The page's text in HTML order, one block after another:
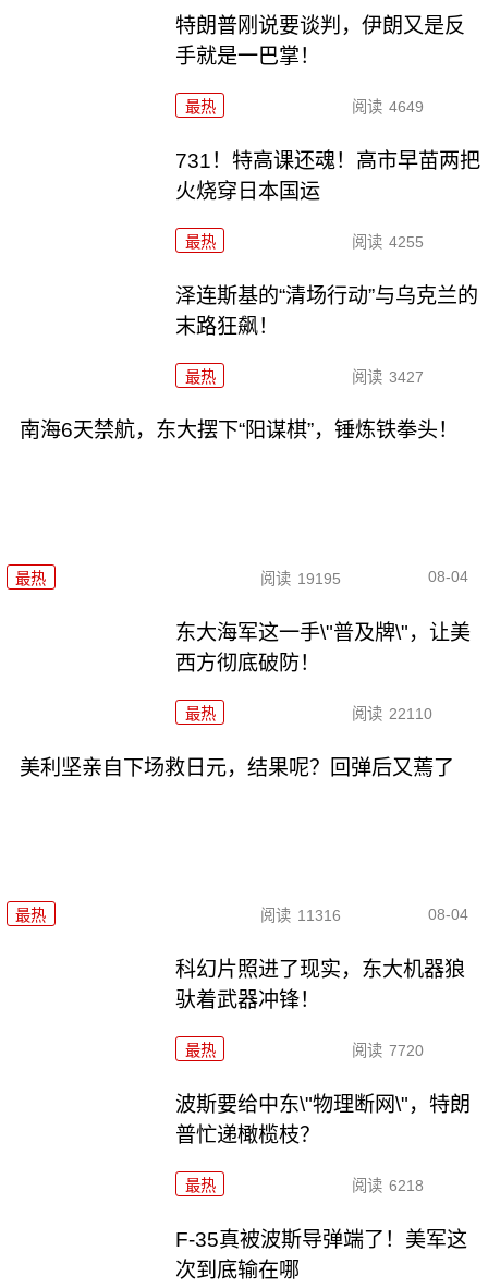
特朗普刚说要谈判，伊朗又是反
手就是一巴掌！
最热 阅读 4649
731！特高课还魂！高市早苗两把
火烧穿日本国运
最热 阅读 4255
泽连斯基的“清场行动”与乌克兰的
末路狂飙！
最热 阅读 3427
南海6天禁航，东大摆下“阳谋棋”，锤炼铁拳头！
最热 阅读 19195 08-04
东大海军这一手\"普及牌\"，让美
西方彻底破防！
最热 阅读 22110
美利坚亲自下场救日元，结果呢？回弹后又蔫了
最热 阅读 11316 08-04
科幻片照进了现实，东大机器狼
驮着武器冲锋！
最热 阅读 7720
波斯要给中东\"物理断网\"，特朗
普忙递橄榄枝？
最热 阅读 6218
F-35真被波斯导弹端了！美军这
次到底输在哪